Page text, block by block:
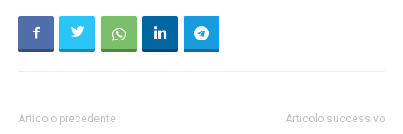
Articolo precedente Articolo successivo